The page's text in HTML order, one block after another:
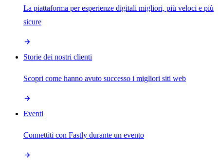
La piattaforma per esperienze digitali migliori, più veloci e più
sicure
Storie dei nostri clienti
Scopri come hanno avuto successo i migliori siti web
Eventi
Connettiti con Fastly durante un evento